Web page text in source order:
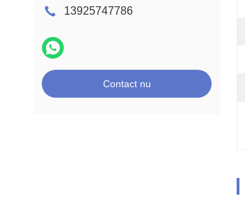
13925747786
Contact nu